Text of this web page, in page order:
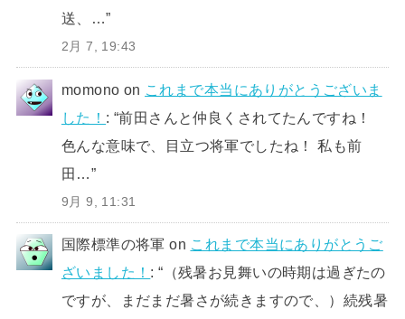
送、…”
2月 7, 19:43
momono on これまで本当にありがとうございま
した！ : “前田さんと仲良くされてたんですね！
色んな意味で、目立つ将軍でしたね！ 私も前
田…”
9月 9, 11:31
国際標準の将軍 on これまで本当にありがとうご
ざいました！ : “ （残暑お見舞いの時期は過ぎたの
ですが、まだまだ暑さが続きますので、）続残暑